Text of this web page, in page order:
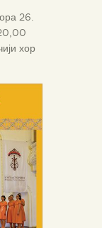
26.
хор